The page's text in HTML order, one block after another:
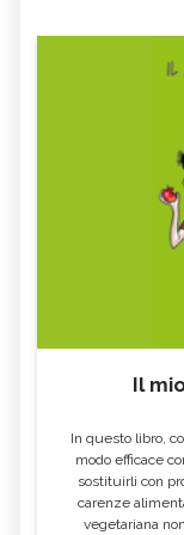
Il
In questo libro,
modo efficace
sostituirli con
carenze
vegetariana